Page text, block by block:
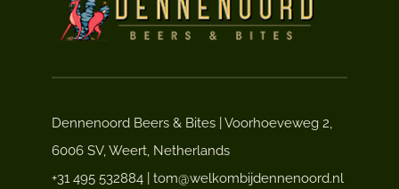
Dennenoord Beers & Bites | Voorhoeveweg 2,
6006 SV, Weert, Netherlands
+31 495 532884 | tom@welkombijdennenoord.nl